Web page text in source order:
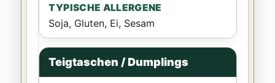
Soja, Gluten, Ei, Sesam
Teigtaschen / Dumplings